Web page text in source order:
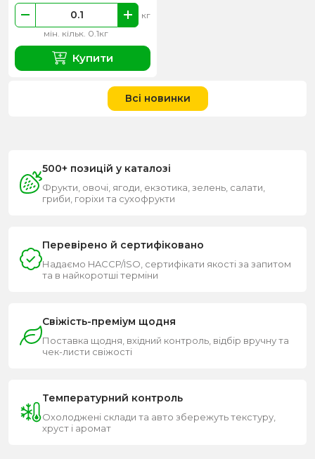
мін. кільк. 0.1кг
кг
Купити
Всі новинки
500+ позицій у каталозі
Фрукти, овочі, ягоди, екзотика, зелень, салати,
гриби, горіхи та сухофрукти
Перевірено й сертифіковано
Надаємо HACCP/ISO, сертифікати якості за запитом
та в найкоротші терміни
Свіжість-преміум щодня
Поставка щодня, вхідний контроль, відбір вручну та
чек-листи свіжості
Температурний контроль
Охолоджені склади та авто збережуть текстуру,
хруст і аромат